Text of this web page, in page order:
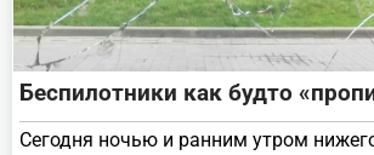
Беспилотники как будто
Сегодня ночью и ранним утром